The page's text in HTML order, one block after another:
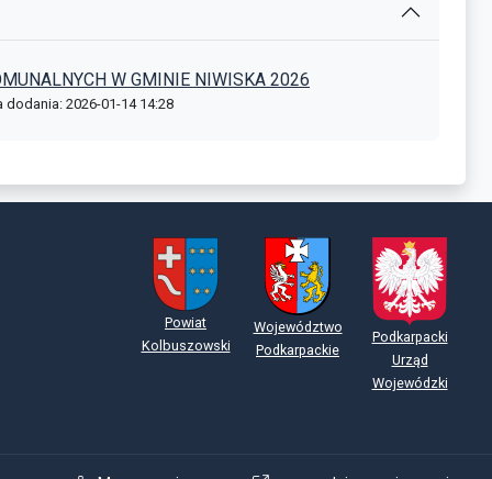
W GMINIE NIWISKA 2026
dodania: 2026-01-14 14:28
Powiat
Kolbuszowski
Województwo
Podkarpackie
Podkarpacki
Urząd
Wojewódzki